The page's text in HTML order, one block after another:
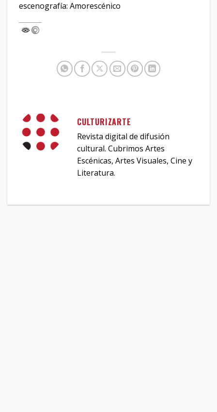
escenografía: Amorescénico
CULTURIZARTE
Revista digital de difusión
cultural. Cubrimos Artes
Escénicas, Artes Visuales, Cine y
Literatura.